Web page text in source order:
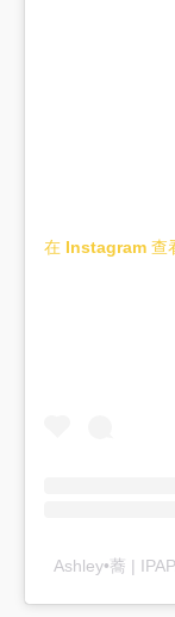
在 Instagram 查
Ashley•蕎 |